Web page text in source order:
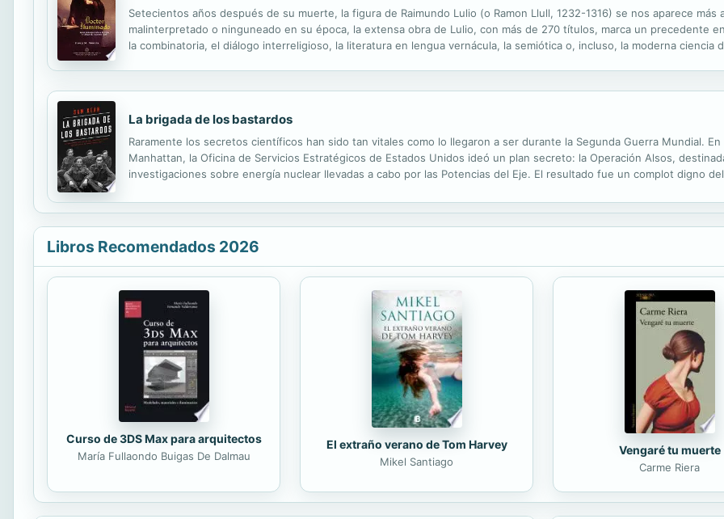
Setecientos años después de su muerte, la figura de Raimundo Lulio (o Ramon Llull, 1232-1316) se nos aparece
malinterpretado o ninguneado en su época, la extensa obra de Lulio, con más de 270 títulos, marca un precedente
la combinatoria, el diálogo interreligioso, la literatura en lengua vernácula, la semiótica o, incluso, la moderna ciencia
La brigada de los bastardos
Raramente los secretos científicos han sido tan vitales como lo llegaron a ser durante la Segunda Guerra Mundial.
Manhattan, la Oficina de Servicios Estratégicos de Estados Unidos ideó un plan secreto: la Operación Alsos,
investigaciones sobre energía nuclear llevadas a cabo por las Potencias del Eje. El resultado fue un complot digno
Libros Recomendados 2026
Curso de 3DS Max para arquitectos
María Fullaondo Buigas De Dalmau
El extraño verano de Tom Harvey
Mikel Santiago
Vengaré tu muerte
Carme Riera